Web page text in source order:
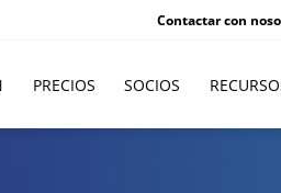
Contactar con
PRECIOS SOCIOS